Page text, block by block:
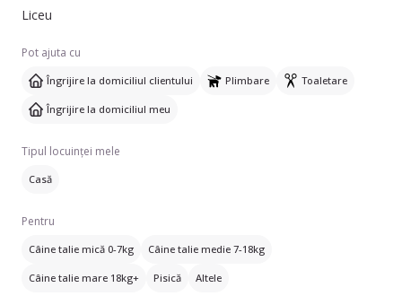
Liceu
Pot ajuta cu
Îngrijire la domiciliul clientului Plimbare Toaletare
Îngrijire la domiciliul meu
Tipul locuinței mele
Casă
Pentru
Câine talie mică 0-7kg Câine talie medie 7-18kg
Câine talie mare 18kg+ Pisică Altele